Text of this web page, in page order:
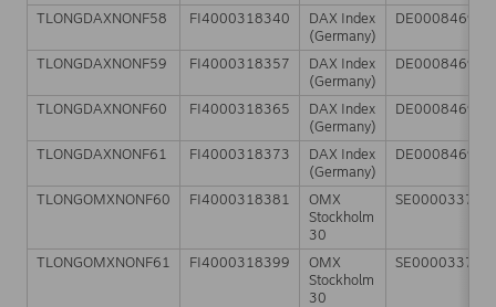
TLONGDAXNONF58 FI4000318340
DAX Index
(Germany)
TLONGDAXNONF59 FI4000318357
DAX Index
(Germany)
TLONGDAXNONF60 FI4000318365
DAX Index
(Germany)
TLONGDAXNONF61 FI4000318373
DAX Index
(Germany)
TLONGOMXNONF60 FI4000318381
OMX
Stockholm
30
TLONGOMXNONF61 FI4000318399
OMX
Stockholm
30